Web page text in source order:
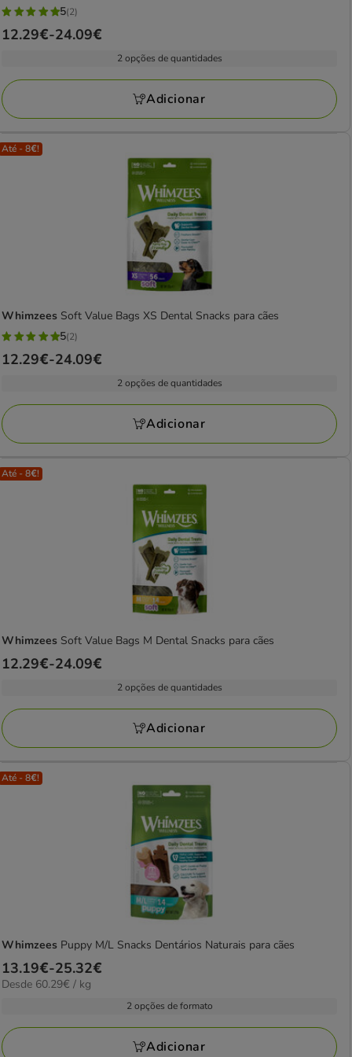
5
estrelas
avaliações
5(2)
Preço
a
24.09€
12.29€-24.09€
2 opções de quantidades
Adicionar
Até - 8€!
Whimzees Soft Value Bags XS Dental Snacks para cães
5
estrelas
avaliações
5(2)
Preço
a
24.09€
12.29€-24.09€
2 opções de quantidades
Adicionar
Até - 8€!
Whimzees Soft Value Bags M Dental Snacks para cães
Preço
a
24.09€
12.29€-24.09€
2 opções de quantidades
Adicionar
Até - 8€!
Whimzees Puppy M/L Snacks Dentários Naturais para cães
Preço
de
25.32€
13.19€-25.32€
60.29€
Desde 60.29€ / kg
2 opções de formato
Adicionar